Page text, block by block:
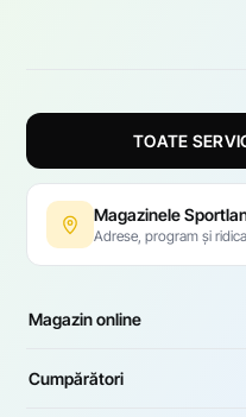
TOATE
Magazinele
Adrese, program și
Magazin online
Cumpărători